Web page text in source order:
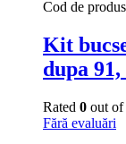
Cod de
Kit
dupa
Rated 0 out of
Fără evaluări